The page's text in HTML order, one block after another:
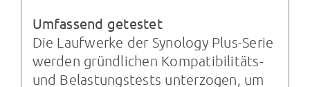
Umfassend getestet
Die Laufwerke der Synology Plus-Serie
werden gründlichen Kompatibilitäts-
und Belastungstests unterzogen, um